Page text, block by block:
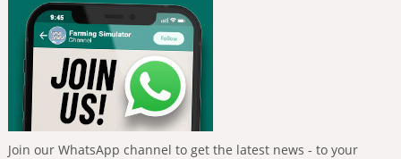
Join our WhatsApp channel to get the latest news - to your